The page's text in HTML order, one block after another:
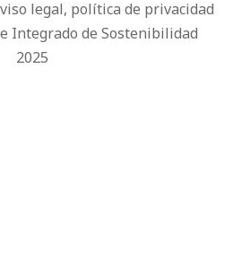
legal, política de privacidad
Integrado de Sostenibilidad
2025